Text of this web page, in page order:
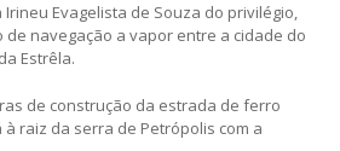
Irineu Evagelista de Souza do privilégio,
de navegação a vapor entre a cidade do
Estrêla.
de construção da estrada de ferro
raiz da serra de Petrópolis com a